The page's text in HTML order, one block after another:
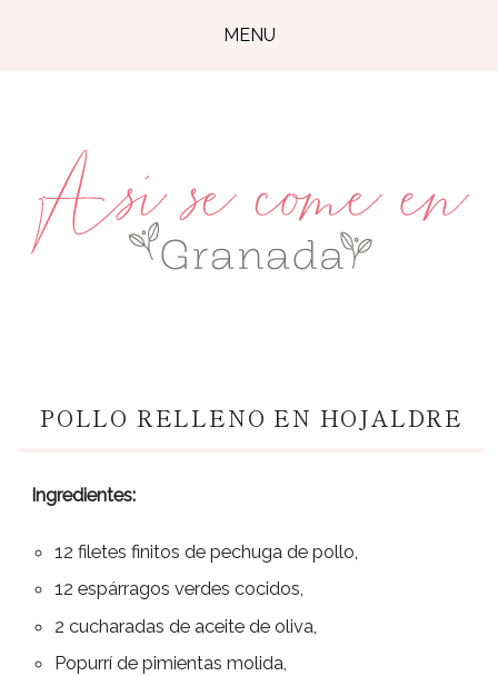
MENU
POLLO RELLENO EN HOJALDRE
Ingredientes:
12 filetes finitos de pechuga de pollo,
12 espárragos verdes cocidos,
2 cucharadas de aceite de oliva,
Popurrí de pimientas molida,